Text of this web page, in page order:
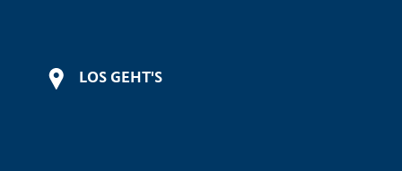
LOS GEHT'S